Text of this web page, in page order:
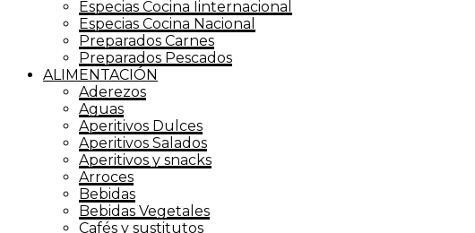
Especias Cocina Iinternacional
Especias Cocina Nacional
Preparados Carnes
Preparados Pescados
ALIMENTACIÓN
Aderezos
Aguas
Aperitivos Dulces
Aperitivos Salados
Aperitivos y snacks
Arroces
Bebidas
Bebidas Vegetales
Cafés y sustitutos